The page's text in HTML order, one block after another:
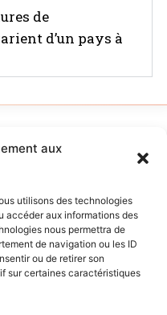
aux
utilisons des technologies
accéder aux informations des
nous permettra de
de navigation ou les ID
ou de retirer son
sur certaines caractéristiques
de
d’un pays à